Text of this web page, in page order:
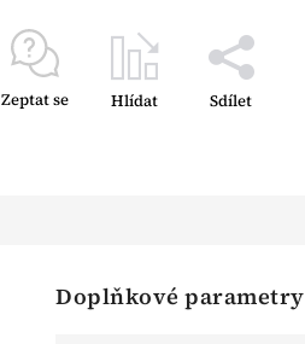
Zeptat se Hlídat Sdílet
Doplňkové parametry